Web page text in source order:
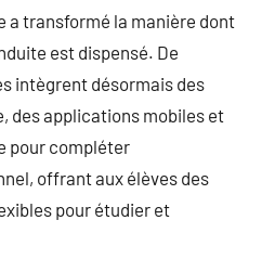
a transformé la manière dont
est dispensé. De
intègrent désormais des
des applications mobiles et
pour compléter
offrant aux élèves des
pour étudier et